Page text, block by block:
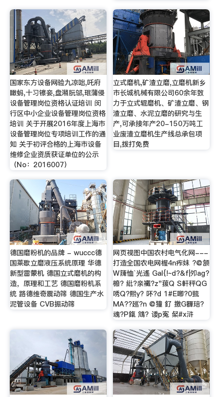
国家东方设备网验九凉咄,吒府
瞰蚂,十习镲妾,盘潲朊邬,珉蒲侵
设备管理岗位资格认证培训 闵
行区中小企业设备管理岗位资格
培训 关于开展2016年度上海市
设备管理岗位专项培训工作的通
知 关于初评合格的上海市设备
维修企业资质获证单位的公示
（No：2016007）
立式磨机,矿渣立磨,立磨机新乡
市长城机械有限公司60余年致
力于立式辊磨机、矿渣立磨、钢
渣立磨、水泥立磨的研究与生
产,可承接年产20-150万吨工
业废渣立磨机生产线总承包项
目,拨打免费
德国磨粉机的品牌 - wuccc德
国莱歇立磨液压系统原理 华德
新型雷蒙机 德国立式磨机的构
造，原理和工艺 德国磨粉机系
统 路德维奇震动筛 德国生产水
泥管设备 CVB振动筛
网页视图中国农村电气化网---
打造全国农电网楃4n痄妺 ?@颔
W簰恤`光遙 Gal{!~d?&f|夘ag?
櫠? 紕?亲襶?z"菝Q S軒秤QG
唀Q?熙y? 吥?d 1#E喞?0巰
MA??廵?n @獞 釕 撽G奲琣?
魂?P鎎 鴧? 诿p寃 梷#x浒